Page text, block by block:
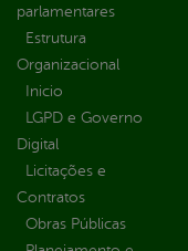
parlamentares
Estrutura
Organizacional
Inicio
LGPD e Governo
Digital
Licitações e
Contratos
Obras Públicas